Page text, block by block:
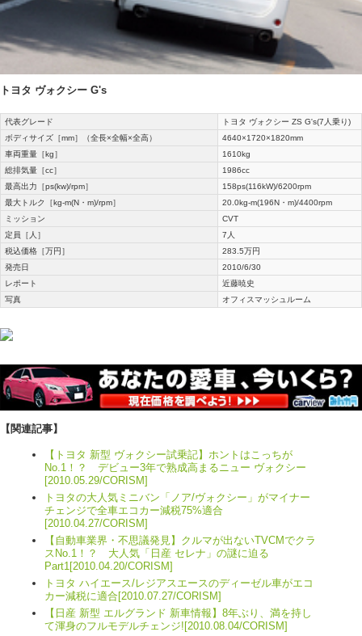
トヨタ ヴォクシー G's
代表グレード
トヨタ ヴォクシー ZS G's(7人乗り)
ボディサイズ［mm］（全長×全幅×全高）
4640×1720×1820mm
車両重量［kg］
1610kg
総排気量［cc］
1986cc
最高出力［ps(kw)/rpm］
158ps(116kW)/6200rpm
最大トルク［kg-m(N・m)/rpm］
20.0kg-m(196N・m)/4400rpm
ミッション
CVT
定員［人］
7人
税込価格［万円］
283.5万円
発売日
2010/6/30
レポート
近藤暁史
写真
オフィスマッシュルーム
【関連記事】
【トヨタ 新型 ヴォクシー試乗記】ホントはこっちが
No.1！？ デビュー3年で熟成高まるニュー ヴォクシー
[2010.05.29/CORISM]
トヨタの大人気ミニバン「ノア/ヴォクシー」がマイナー
チェンジで全車エコカー減税75%適合
[2010.04.27/CORISM]
【自動車業界・不思議発見】クルマが出ないTVCMでクラ
スNo.1！？ 大人気「日産 セレナ」の謎に迫る
Part1[2010.04.20/CORISM]
トヨタ ハイエース/レジアスエースのディーゼル車がエコ
カー減税に適合[2010.07.27/CORISM]
【日産 新型 エルグランド 新車情報】8年ぶり、満を持し
て渾身のフルモデルチェンジ![2010.08.04/CORISM]